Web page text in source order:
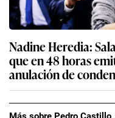
Nadine Heredia:
que en 48 horas
anulación de